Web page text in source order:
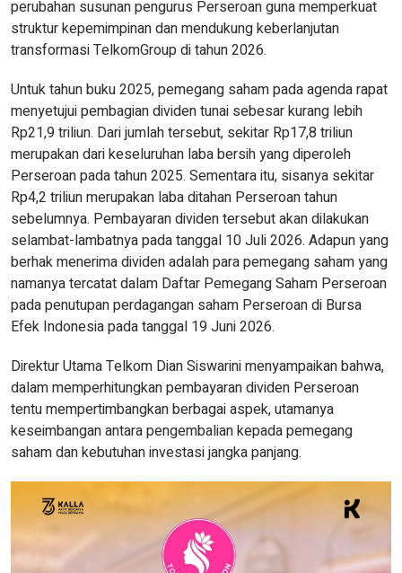
perubahan susunan pengurus Perseroan guna memperkuat
struktur kepemimpinan dan mendukung keberlanjutan
transformasi TelkomGroup di tahun 2026.
Untuk tahun buku 2025, pemegang saham pada agenda rapat
menyetujui pembagian dividen tunai sebesar kurang lebih
Rp21,9 triliun. Dari jumlah tersebut, sekitar Rp17,8 triliun
merupakan dari keseluruhan laba bersih yang diperoleh
Perseroan pada tahun 2025. Sementara itu, sisanya sekitar
Rp4,2 triliun merupakan laba ditahan Perseroan tahun
sebelumnya. Pembayaran dividen tersebut akan dilakukan
selambat-lambatnya pada tanggal 10 Juli 2026. Adapun yang
berhak menerima dividen adalah para pemegang saham yang
namanya tercatat dalam Daftar Pemegang Saham Perseroan
pada penutupan perdagangan saham Perseroan di Bursa
Efek Indonesia pada tanggal 19 Juni 2026.
Direktur Utama Telkom Dian Siswarini menyampaikan bahwa,
dalam memperhitungkan pembayaran dividen Perseroan
tentu mempertimbangkan berbagai aspek, utamanya
keseimbangan antara pengembalian kepada pemegang
saham dan kebutuhan investasi jangka panjang.